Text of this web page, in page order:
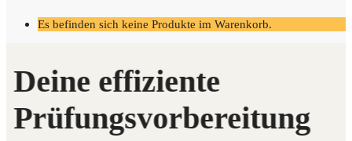
Es befinden sich keine Produkte im Warenkorb.